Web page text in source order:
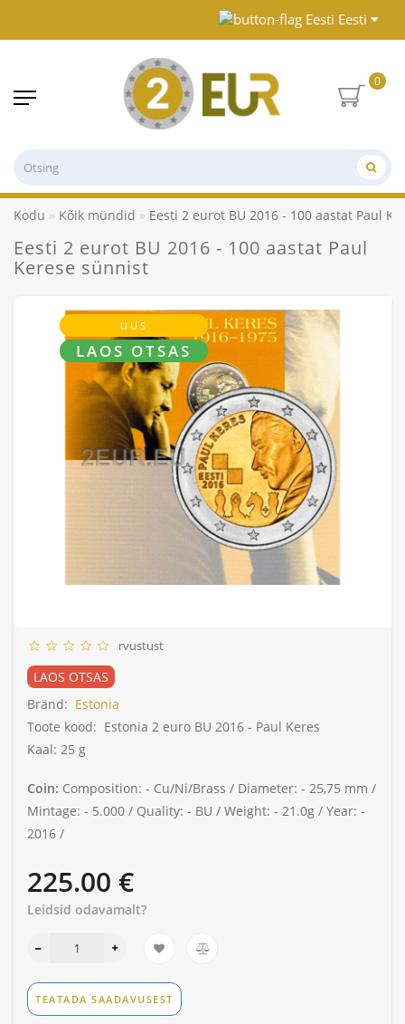
Eesti
0
Kodu Kõik mündid Eesti 2 eurot BU 2016 - 100 aastat Paul
Eesti 2 eurot BU 2016 - 100 aastat Paul
Kerese sünnist
UUS
LAOS OTSAS
rvustust
LAOS OTSAS
Bränd: Estonia
Toote kood: Estonia 2 euro BU 2016 - Paul Keres
Kaal: 25 g
Coin: Composition: - Cu/Ni/Brass / Diameter: - 25,75 mm /
Mintage: - 5.000 / Quality: - BU / Weight: - 21.0g / Year: -
2016 /
225.00 €
Leidsid odavamalt?
TEATADA SAADAVUSEST